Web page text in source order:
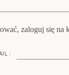
zaloguj się na
: